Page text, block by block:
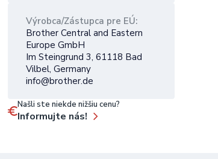
Výrobca/Zástupca pre EÚ
Brother Central and Eastern
Europe GmbH
Im Steingrund 3, 61118 Bad
Vilbel, Germany
info@brother.de
Našli ste niekde nižšiu cenu?
Informujte nás!